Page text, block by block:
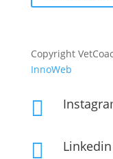
Copyright
InnoWeb

 Linkedin